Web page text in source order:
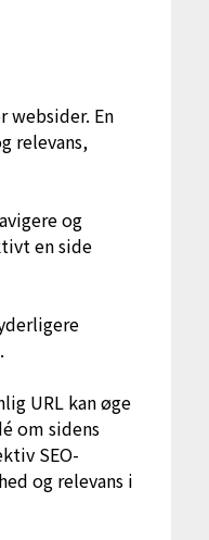
websider. En
relevans,
og
en side
URL kan øge
om sidens
SEO-
og relevans i